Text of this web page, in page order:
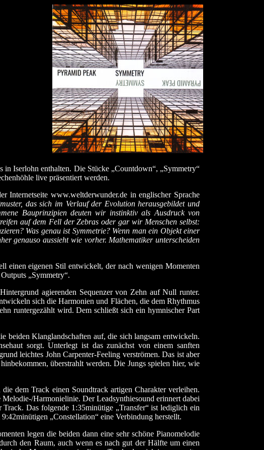
Iserlohn enthalten. Die Stücke „Countdown“, „Symmetry“
live präsentiert werden.
Internetseite www.weltderwunder.de in englischer Sprache
das sich im Verlauf der Evolution herausgebildet und
Bauprinzipien deuten wir instinktiv als Ausdruck von
auf dem Fell der Zebras oder gar wir Menschen selbst:
Was genau ist Symmetrie? Wenn man ein Objekt einer
genauso aussieht wie vorher. Mathematiker unterscheiden
einen eigenen Stil entwickelt, der nach wenigen Momenten
„Symmetry“.
agierenden Sequenzer von Zehn auf Null runter.
sich die Harmonien und Flächen, die dem Rhythmus
runtergezählt wird. Dem schließt sich ein hymnischer Part
beiden Klanglandschaften auf, die sich langsam entwickeln.
sorgt. Unterlegt ist das zunächst von einem sanften
leichtes John Carpenter-Feeling verströmen. Das ist aber
überstrahlt werden. Die Jungs spielen hier, wie
dem Track einen Soundtrack artigen Charakter verleihen.
Harmonielinie. Der Leadsynthiesound erinnert dabei
Das folgende 1:35minütige „Transfer“ ist lediglich ein
„Constellation“ eine Verbindung herstellt.
legen die beiden dann eine sehr schöne Pianomelodie
den Raum, auch wenn es nach gut der Hälfte um einen